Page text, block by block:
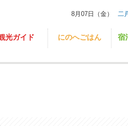
8月07日（金） 二
光ガイド にのへごはん 宿